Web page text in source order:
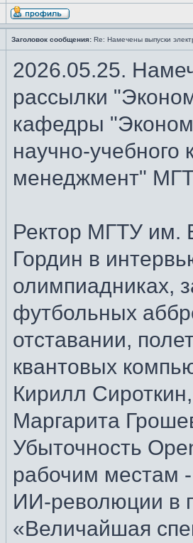
Заголовок сообщения: Re: Намечены выпуски
2026.05.25.
рассылки
кафедры
научно-
менеджмент"
Ректор МГТУ им.
Гордин в
олимпиадниках,
футбольных
отставании,
квантовых
Кирилл
Маргарита
Убыточность
рабочим местам
ИИ-революции в
«Величайшая